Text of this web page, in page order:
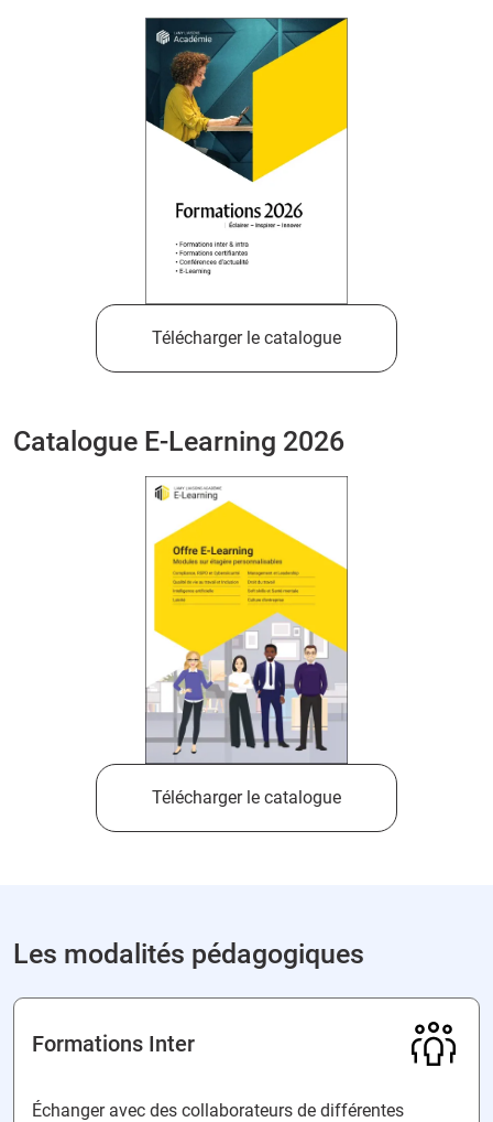
Télécharger le catalogue
Catalogue E-Learning 2026
Télécharger le catalogue
Les modalités pédagogiques
Formations Inter
Échanger avec des collaborateurs de différentes